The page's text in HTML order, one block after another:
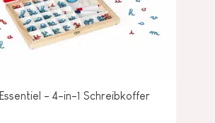
Essentiel - 4-in-1 Schreibkoffer